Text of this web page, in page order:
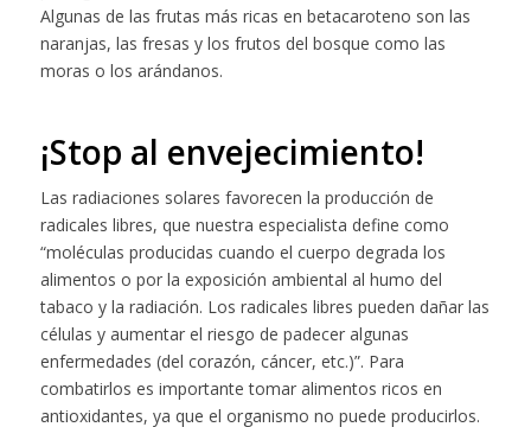
Algunas de las frutas más ricas en betacaroteno son las
naranjas, las fresas y los frutos del bosque como las
moras o los arándanos.
¡Stop al envejecimiento!
Las radiaciones solares favorecen la producción de
radicales libres, que nuestra especialista define como
“moléculas producidas cuando el cuerpo degrada los
alimentos o por la exposición ambiental al humo del
tabaco y la radiación. Los radicales libres pueden dañar las
células y aumentar el riesgo de padecer algunas
enfermedades (del corazón, cáncer, etc.)”. Para
combatirlos es importante tomar alimentos ricos en
antioxidantes, ya que el organismo no puede producirlos.